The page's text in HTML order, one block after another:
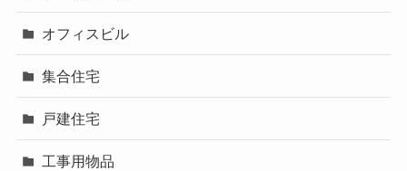
オフィスビル
集合住宅
戸建住宅
工事用物品